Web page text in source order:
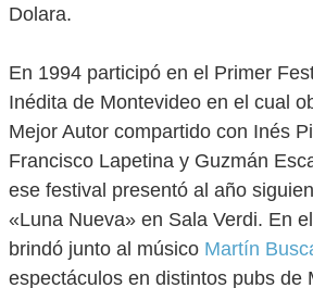
Dolara.
En 1994 participó en el Primer
Inédita de Montevideo en el cual
Mejor Autor compartido con Inés
Francisco Lapetina y Guzmán
ese festival presentó al año
«Luna Nueva» en Sala Verdi. En
brindó junto al músico Martín
espectáculos en distintos pubs de